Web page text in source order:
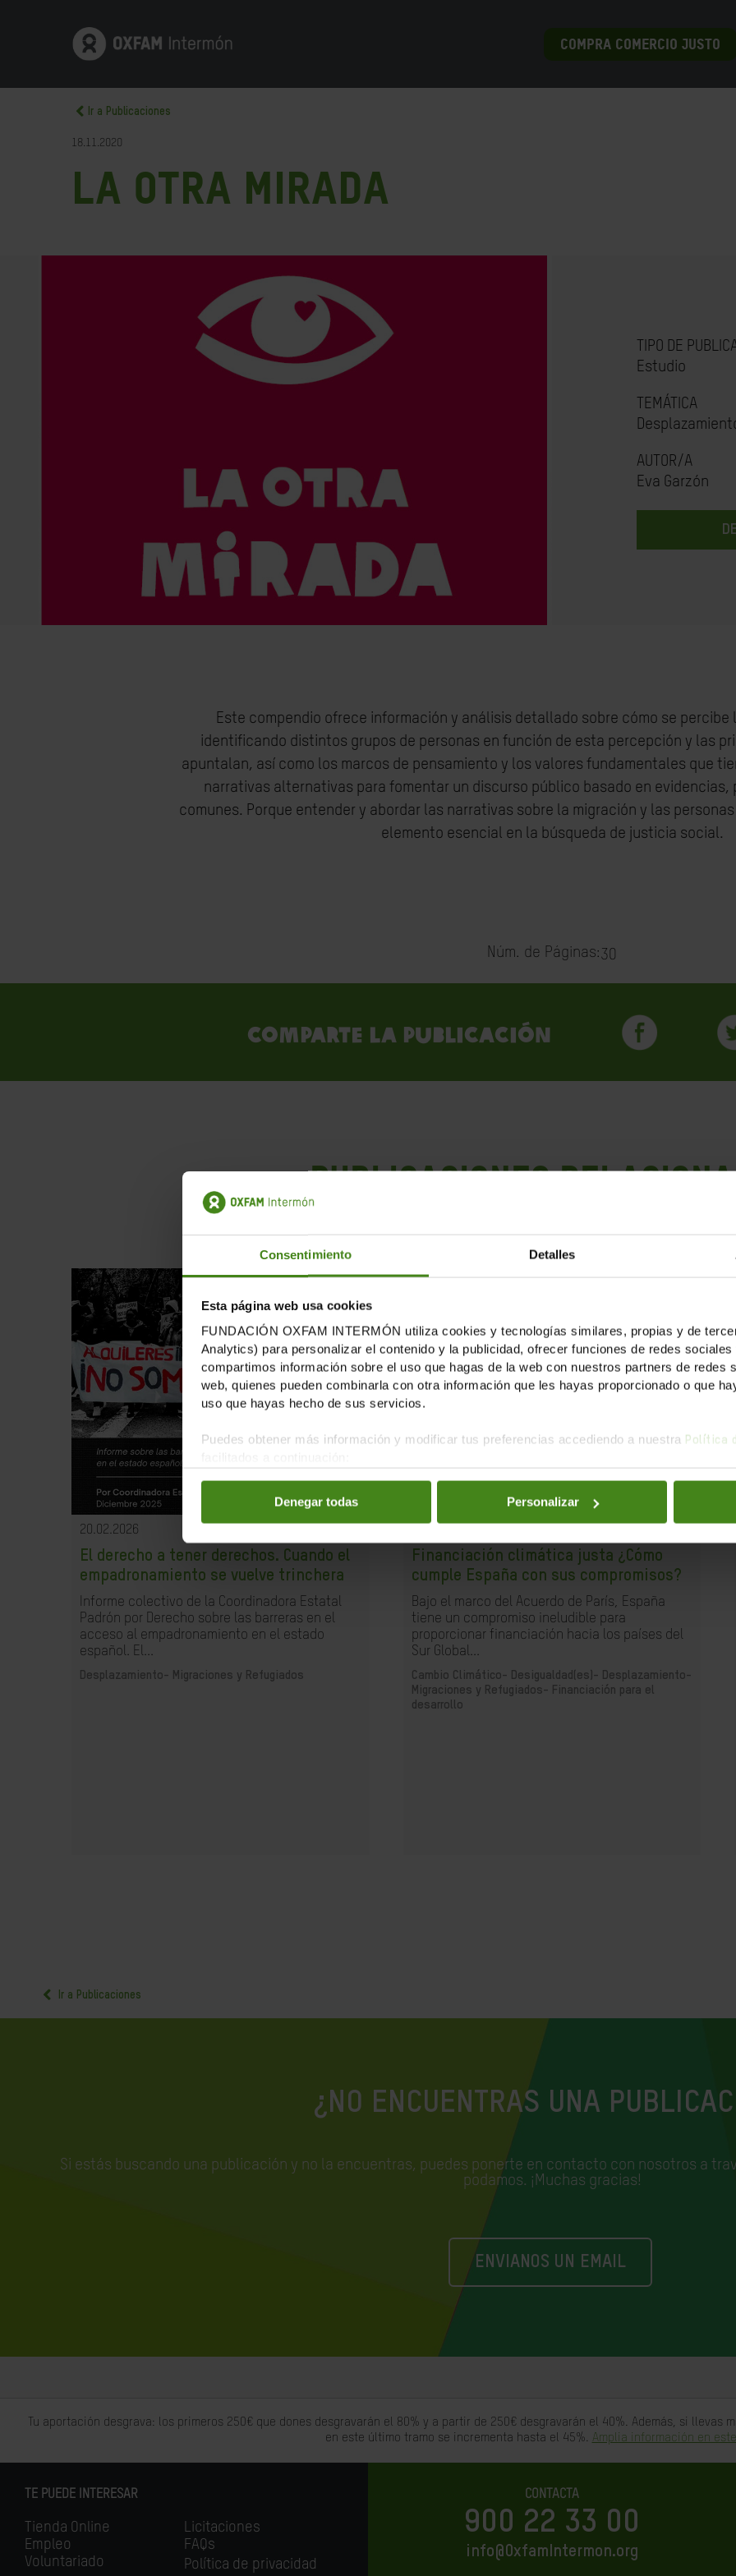
Consentimiento Detalles
Esta página web usa cookies
FUNDACIÓN OXFAM INTERMÓN utiliza cookies y tecnologías similares, propias y de
Analytics) para personalizar el contenido y la publicidad, ofrecer funciones de redes
compartimos información sobre el uso que hagas de la web con nuestros partners de redes
web, quienes pueden combinarla con otra información que les hayas proporcionado o que
uso que hayas hecho de sus servicios.
Puedes obtener más información y modificar tus preferencias accediendo a nuestra Política
Denegar todas Personalizar
COMPRA COMERCIO JUSTO
Ir a Publicaciones
18.11.2020
La otra mirada
TIPO DE
Estudio
TEMÁTICA
AUTOR/A
Eva Garzón
Este compendio ofrece información y análisis detallado sobre cómo se percibe
identificando distintos grupos de personas en función de esta percepción y las
apuntalan, así como los marcos de pensamiento y los valores fundamentales que
narrativas alternativas para fomentar un discurso público basado en evidencias,
comunes. Porque entender y abordar las narrativas sobre la migración y las
elemento esencial en la búsqueda de justicia social.
Núm. de Páginas:30
Comparte la publicación
PUBLICACIONES
20.02.2026
El derecho a tener derechos. Cuando el
empadronamiento se vuelve trinchera
Informe colectivo de la Coordinadora Estatal
Padrón por Derecho sobre las barreras en el
acceso al empadronamiento en el estado
español. El...
Desplazamiento- Migraciones y Refugiados
Financiación climática justa ¿Cómo
cumple España con sus compromisos?
Bajo el marco del Acuerdo de París, España
tiene un compromiso ineludible para
proporcionar financiación hacia los países del
Sur Global...
Cambio Climático- Desigualdad(es)- Desplazamiento-
Migraciones y Refugiados- Financiación para el
desarrollo
Ir a Publicaciones
¿NO ENCUENTRAS UNA
Si estás buscando una publicación y no la encuentras, puedes ponerte en contacto con nosotros a
podamos. ¡Muchas gracias!
ENVIANOS UN EMAIL
Tu aportación desgrava: los primeros 250€ que dones desgravarán el 80% y a partir de 250€ desgravarán el 40%. Además, si llevas
en este último tramo se incrementa hasta el 45%. Amplia información en
TE PUEDE INTERESAR
Tienda Online
Empleo
Voluntariado
Licitaciones
FAQs
Política de privacidad
CONTACTA
900 22 33 00
info@OxfamIntermon.org